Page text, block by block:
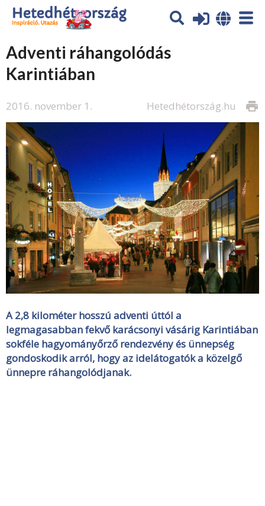
Adventi ráhangolódás
Karintiában
2016. november 1. print
Hetedhétország.hu
A 2,8 kilométer hosszú adventi úttól a
legmagasabban fekvő karácsonyi vásárig Karintiában
sokféle hagyományőrző rendezvény és ünnepség
gondoskodik arról, hogy az idelátogatók a közelgő
ünnepre ráhangolódjanak.